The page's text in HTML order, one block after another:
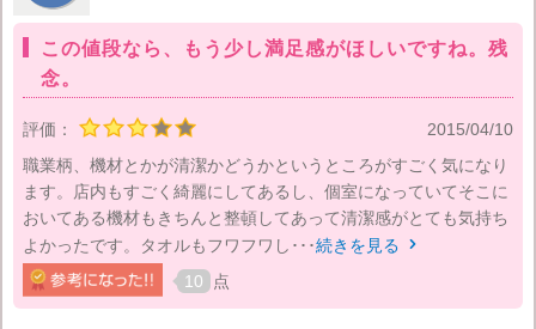
この値段なら、もう少し満足感がほしいですね。残
念。
評価：
2015/04/10
職業柄、機材とかが清潔かどうかというところがすごく気になり
ます。店内もすごく綺麗にしてあるし、個室になっていてそこに
おいてある機材もきちんと整頓してあって清潔感がとても気持ち
よかったです。タオルもフワフワし･･･続きを見る 
10 点